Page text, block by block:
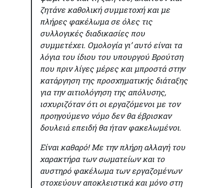
ζητάνε καθολική συμμετοχή και με
πλήρες φακέλωμα σε όλες τις
συλλογικές διαδικασίες που
συμμετέχει. Ομολογία γι’ αυτό είναι τα
λόγια του ίδιου του υπουργού Βρούτση
που πριν λίγες μέρες και μπροστά στην
κατάργηση της προσχηματικής διάταξης
για την αιτιολόγηση της απόλυσης,
ισχυριζόταν ότι οι εργαζόμενοι με τον
προηγούμενο νόμο δεν θα έβρισκαν
δουλειά επειδή θα ήταν φακελωμένοι.
Είναι καθαρό! Με την πλήρη αλλαγή του
χαρακτήρα των σωματείων και το
αυστηρό φακέλωμα των εργαζομένων
στοχεύουν αποκλειστικά και μόνο στη